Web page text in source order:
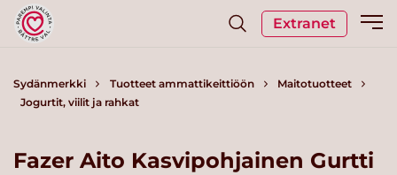
Extranet
Sydänmerkki Tuotteet ammattikeittiöön
Maitotuotteet
Jogurtit, viilit ja rahkat
Fazer Aito Kasvipohjainen Gurtti